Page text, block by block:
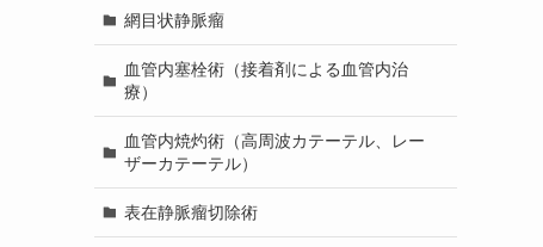
網目状静脈瘤
血管内塞栓術（接着剤による血管内治
療）
血管内焼灼術（高周波カテーテル、レー
ザーカテーテル）
表在静脈瘤切除術